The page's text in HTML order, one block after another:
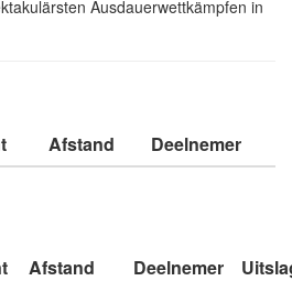
Ausdauerwettkämpfen in
Afstand Deelnemer
Afstand Deelnemer